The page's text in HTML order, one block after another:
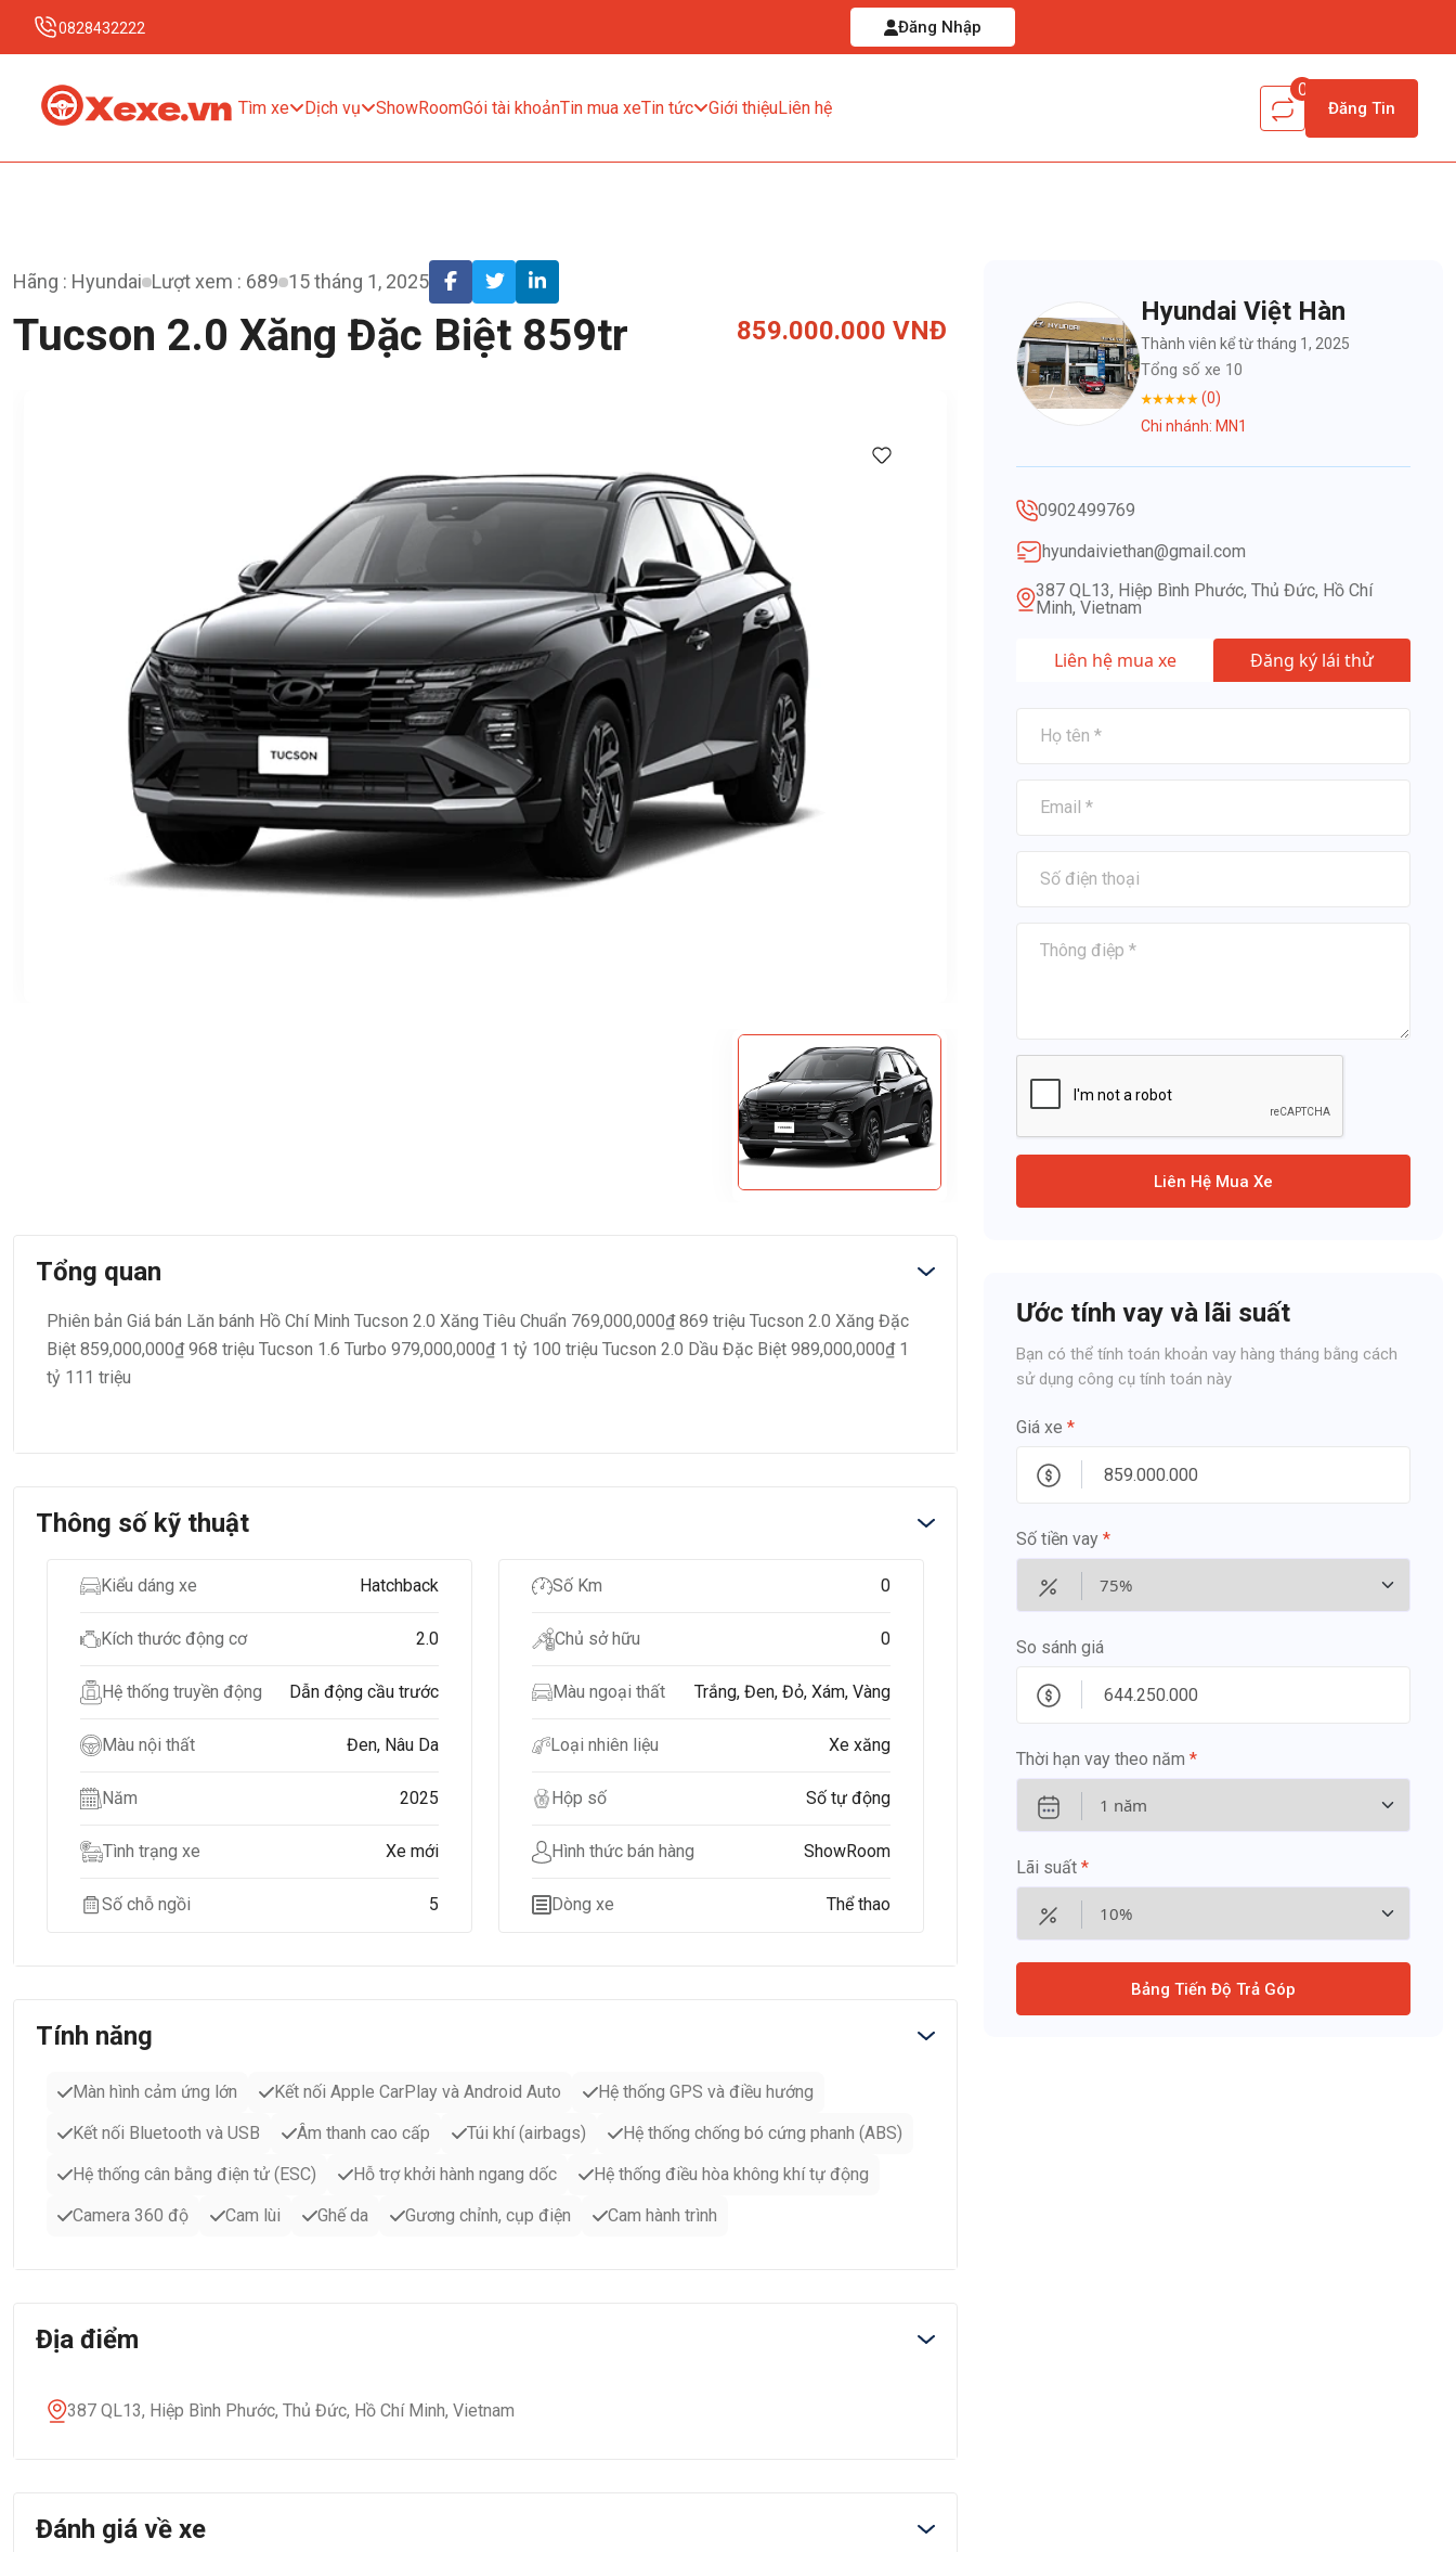
0828432222 Đăng Nhập
Tìm xe Dịch vụ ShowRoomGói tài khoảnTin mua xeTin tức Giới thiệuLiên hệ
0
Đăng Tin
Hãng : Hyundai Lượt xem : 689 15 tháng 1, 2025
Tucson 2.0 Xăng Đặc Biệt 859tr 859.000.000 VNĐ
Tổng quan
Phiên bản Giá bán Lăn bánh Hồ Chí Minh Tucson 2.0 Xăng Tiêu Chuẩn 769,000,000₫ 869 triệu Tucson 2.0 Xăng Đặc
Biệt 859,000,000₫ 968 triệu Tucson 1.6 Turbo 979,000,000₫ 1 tỷ 100 triệu Tucson 2.0 Dầu Đặc Biệt 989,000,000₫ 1
tỷ 111 triệu
Thông số kỹ thuật
Kiểu dáng xe Hatchback
Kích thước động cơ 2.0
Hệ thống truyền động Dẫn động cầu trước
Màu nội thất Đen, Nâu Da
Năm 2025
Tình trạng xe Xe mới
Số chỗ ngồi 5
Số Km 0
Chủ sở hữu 0
Màu ngoại thất Trắng, Đen, Đỏ, Xám, Vàng
Loại nhiên liệu Xe xăng
Hộp số Số tự động
Hình thức bán hàng ShowRoom
Dòng xe Thể thao
Tính năng
Màn hình cảm ứng lớn Kết nối Apple CarPlay và Android Auto
Hệ thống GPS và điều hướng
Kết nối Bluetooth và USB
Âm thanh cao cấp Túi khí (airbags)
Hệ thống chống bó cứng phanh (ABS)
Hệ thống cân bằng điện tử (ESC)
Hỗ trợ khởi hành ngang dốc
Hệ thống điều hòa không khí tự động
Camera 360 độ
Cam lùi Ghế da Gương chỉnh, cụp điện Cam hành trình
Địa điểm
387 QL13, Hiệp Bình Phước, Thủ Đức, Hồ Chí Minh, Vietnam
Đánh giá về xe
Hyundai Việt Hàn
Thành viên kể từ tháng 1, 2025
Tổng số xe 10
(0)
Chi nhánh: MN1
0902499769
hyundaiviethan@gmail.com
387 QL13, Hiệp Bình Phước, Thủ Đức, Hồ Chí
Minh, Vietnam
Liên hệ mua xe Đăng ký lái thử
Liên Hệ Mua Xe
Ước tính vay và lãi suất
Bạn có thể tính toán khoản vay hàng tháng bằng cách
sử dụng công cụ tính toán này
Giá xe *
Số tiền vay *
So sánh giá
Thời hạn vay theo năm *
Lãi suất *
Bảng Tiến Độ Trả Góp